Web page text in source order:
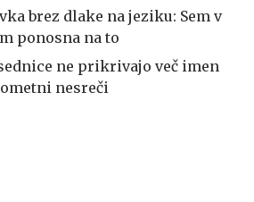
brez dlake na jeziku: Sem v
ponosna na to
ne prikrivajo več imen
nesreči